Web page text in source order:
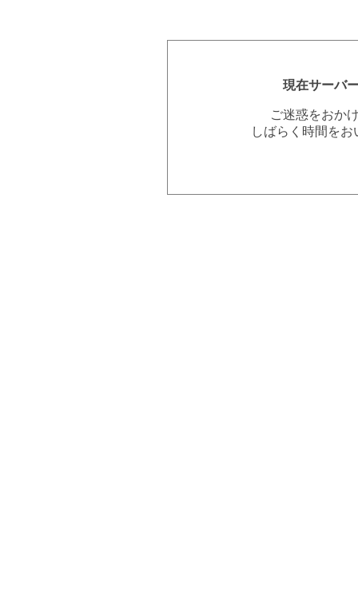
現在サーバ
ご迷惑をおか
しばらく時間を